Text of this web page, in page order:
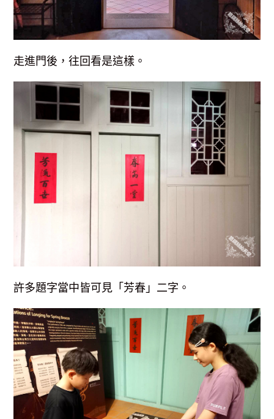
走進門後，往回看是這樣。
許多題字當中皆可見「芳春」二字。